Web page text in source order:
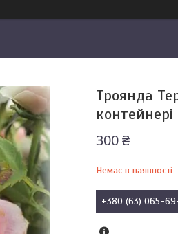
Троянда
контейнері
300 ₴
Немає в наявності
+380 (63) 065-